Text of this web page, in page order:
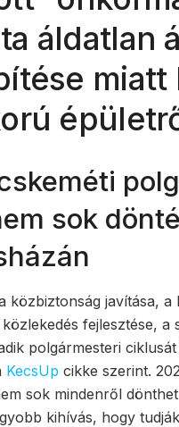
áldatlan
sok
közbiztonság javítása,
fejlesztése,
polgármesteri
KecsUp cikke szerint.
sok mindenről
kihívás, hogy